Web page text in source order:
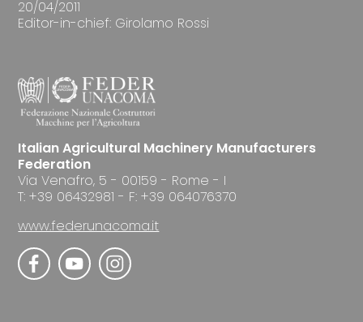
20/04/2011
Editor-in-chief: Girolamo Rossi
Italian Agricultural Machinery Manufacturers
Federation
Via Venafro, 5 - 00159 - Rome - I
T: +39 06432981 - F: +39 064076370
www.federunacoma.it